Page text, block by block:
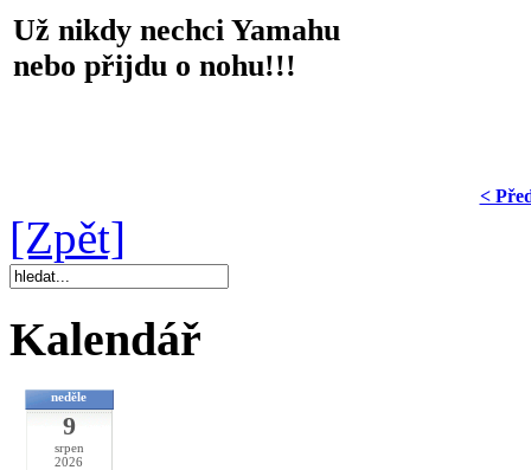
Už nikdy nechci Yamahu
nebo přijdu o nohu!!!
<
[Zpět]
Kalendář
neděle
9
srpen
2026